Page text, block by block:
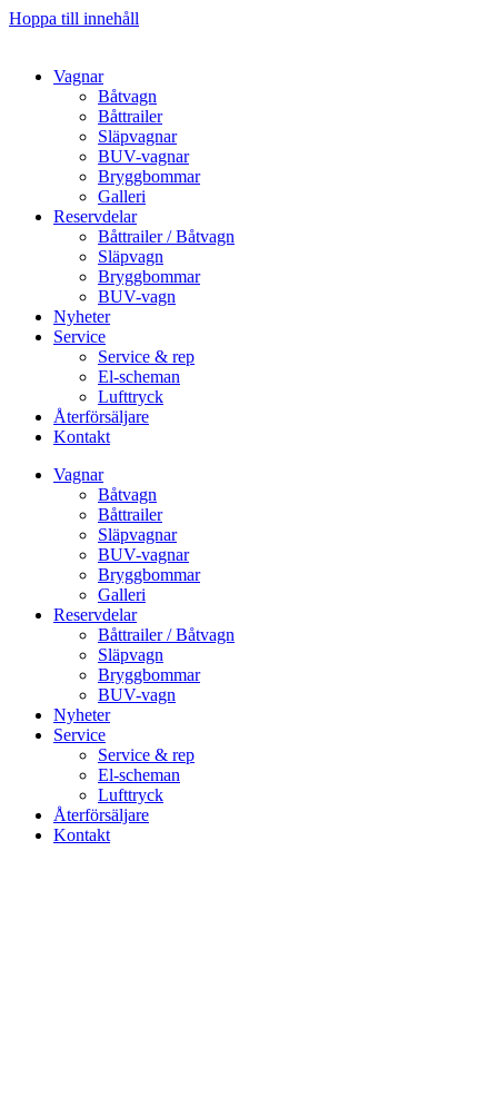
Hoppa till innehåll
Vagnar
Båtvagn
Båttrailer
Släpvagnar
BUV-vagnar
Bryggbommar
Galleri
Reservdelar
Båttrailer / Båtvagn
Släpvagn
Bryggbommar
BUV-vagn
Nyheter
Service
Service & rep
El-scheman
Lufttryck
Återförsäljare
Kontakt
Vagnar
Båtvagn
Båttrailer
Släpvagnar
BUV-vagnar
Bryggbommar
Galleri
Reservdelar
Båttrailer / Båtvagn
Släpvagn
Bryggbommar
BUV-vagn
Nyheter
Service
Service & rep
El-scheman
Lufttryck
Återförsäljare
Kontakt